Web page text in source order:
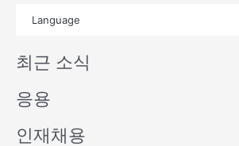
u
e
i
n
Language
최근 소식
응용
인재채용